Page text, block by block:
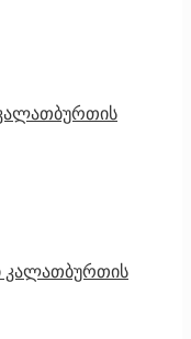
კალათბურთის